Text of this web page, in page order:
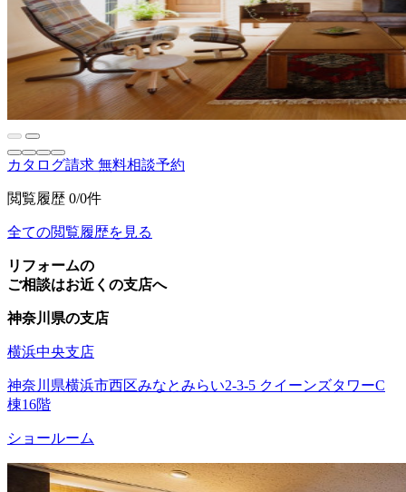
カタログ請求 無料相談予約
閲覧履歴 0/0件
全ての閲覧履歴を見る
リフォームの
ご相談はお近くの支店へ
神奈川県の支店
横浜中央支店
神奈川県横浜市西区みなとみらい2-3-5 クイーンズタワーC
棟16階
ショールーム